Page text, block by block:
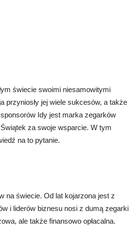
świecie swoimi niesamowitymi
przyniosły jej wiele sukcesów, a także
Idy jest marka zegarków
za swoje wsparcie. W tym
na to pytanie.
na świecie. Od lat kojarzona jest z
i liderów biznesu nosi z dumą zegarki
ale także finansowo opłacalna.